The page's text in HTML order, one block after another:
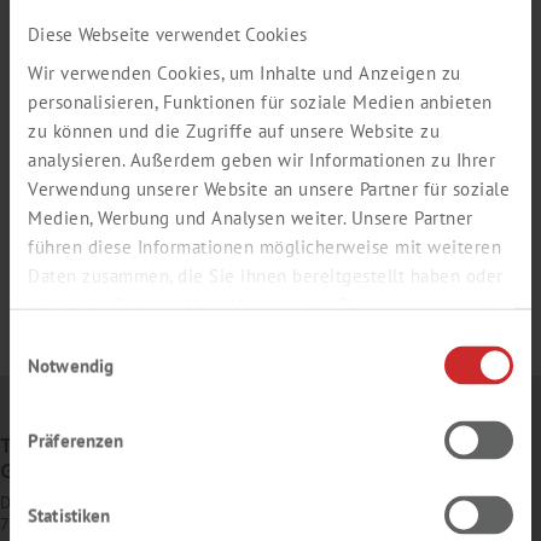
Diese Webseite verwendet Cookies
Wir verwenden Cookies, um Inhalte und Anzeigen zu
personalisieren, Funktionen für soziale Medien anbieten
zu können und die Zugriffe auf unsere Website zu
analysieren. Außerdem geben wir Informationen zu Ihrer
Verwendung unserer Website an unsere Partner für soziale
Medien, Werbung und Analysen weiter. Unsere Partner
führen diese Informationen möglicherweise mit weiteren
Daten zusammen, die Sie ihnen bereitgestellt haben oder
die sie im Rahmen Ihrer Nutzung der Dienste gesammelt
Notwendig
Präferenzen
Statistiken
TH. GEYER
GMBH & CO. KG
Dornierstr. 4–6
71272 Renningen